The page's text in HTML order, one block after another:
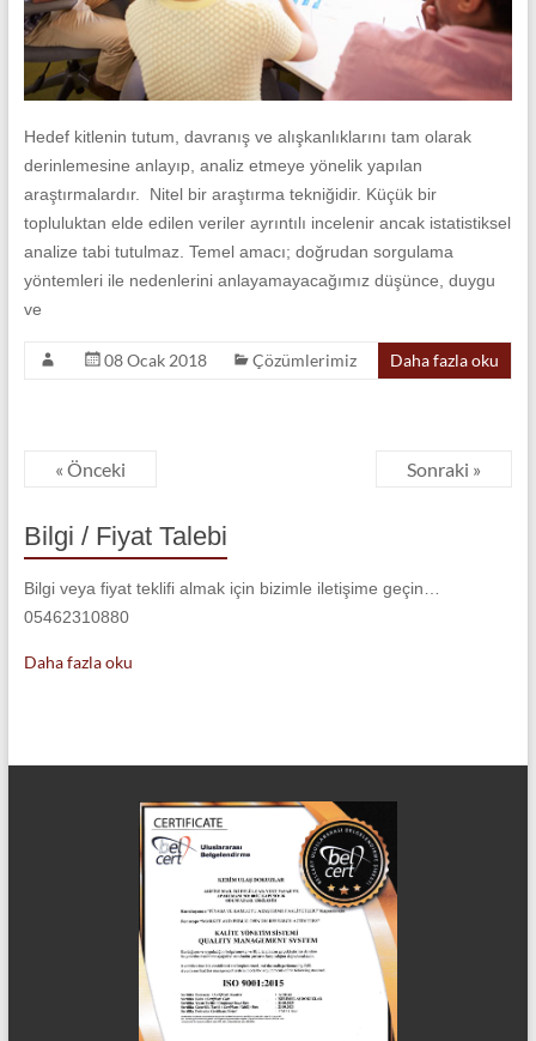
Hedef kitlenin tutum, davranış ve alışkanlıklarını tam olarak
derinlemesine anlayıp, analiz etmeye yönelik yapılan
araştırmalardır. Nitel bir araştırma tekniğidir. Küçük bir
topluluktan elde edilen veriler ayrıntılı incelenir ancak istatistiksel
analize tabi tutulmaz. Temel amacı; doğrudan sorgulama
yöntemleri ile nedenlerini anlayamayacağımız düşünce, duygu
ve
08 Ocak 2018 Çözümlerimiz Daha fazla oku
« Önceki Sonraki »
Bilgi / Fiyat Talebi
Bilgi veya fiyat teklifi almak için bizimle iletişime geçin…
05462310880
Daha fazla oku